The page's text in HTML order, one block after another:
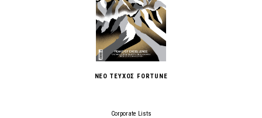
ΝΕΟ ΤΕΥΧΟΣ FORTUNE
Corporate Lists